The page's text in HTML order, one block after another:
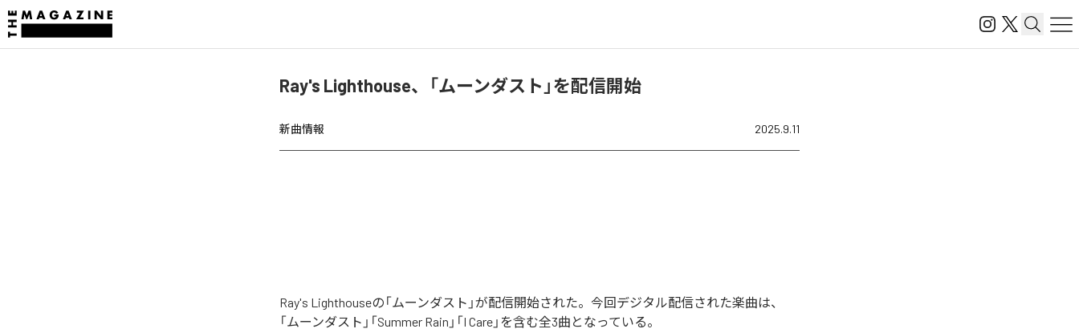
Ray's Lighthouse、「ムーンダスト」を配信開始
新曲情報 2025.9.11
Ray's Lighthouseの「ムーンダスト」が配信開始された。今回デジタル配信された楽曲は、
「ムーンダスト」「Summer Rain」「I Care」を含む全3曲となっている。